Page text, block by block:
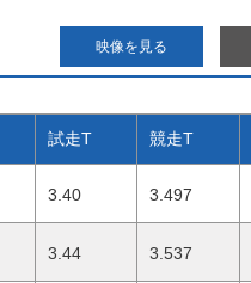
映像を見る
試走T 競走T
3.40 3.497
3.44 3.537